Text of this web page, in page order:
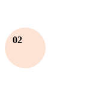
02